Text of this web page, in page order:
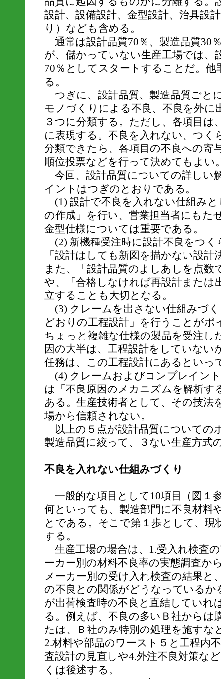
設計、設備設計、金型設計、治具設
り）なども含める。
通常は設計品質70％、製造品質30
が、儲かっていない生産工場では、
70％としてスタートすることだ。
る。
つぎに、設計品質、製造品質ごと
モノづくりによる不良、不良を外に
３つに分類する。ただし、各項目
に表現する。不良を入れない、つく
分類できたら、各項目の不良への寄
順位投票などを行って決めてもよい
今回、設計品質についての詳しい
イントはつぎのとおりである。
(1) 設計で不良を入れない仕組み
の作成」を行い、営業担当者にもた
金型仕様については重要である。
(2) 新機種受注時に設計不良をつ
「設計はしても新図を描かない設
また、「設計品質のよしあしを点数
や、「合格しなければ再設計または
立することも大切となる。
(3) クレームを出さない仕組みづ
どおりの工程設計」を行うことがポ
ちょっと複雑な仕様の製品を受注し
因の大半は、工程設計をしていない
任務は、この工程設計にあるといっ
(4) クレームおよびコンプレイン
は「不良原因のメカニズムを解析す
ある。生産技術者として、その技法
場から信頼されない。
以上の５点が設計品質についての
製造品質に絞って、３ない生産方式
不良を入れない仕組みづくり
一般的な項目として10項目（図１
何といっても、製造部門に不良材料
とである。そこで第１歩として、現
する。
生産工場の場合は、1.受入れ検査
ーカー別の材料不良率の実態調査か
メーカー別の受け入れ検査の結果と
の不良との関係がどうなっているか
が出荷検査時の不良と直結していれ
る。例えば、不良の多いＢ社からは
たは、Ｂ社のみ特別の処理を施すな
2.材料や部品のワースト５と工程内
査設計の見直しや4.外注不良対策な
くは後述する。